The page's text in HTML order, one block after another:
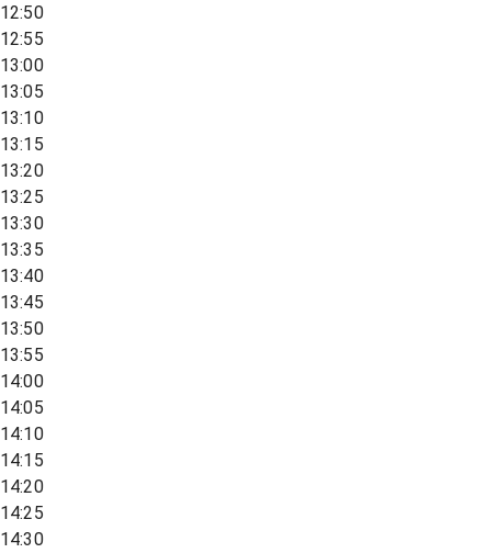
12:50
12:55
13:00
13:05
13:10
13:15
13:20
13:25
13:30
13:35
13:40
13:45
13:50
13:55
14:00
14:05
14:10
14:15
14:20
14:25
14:30